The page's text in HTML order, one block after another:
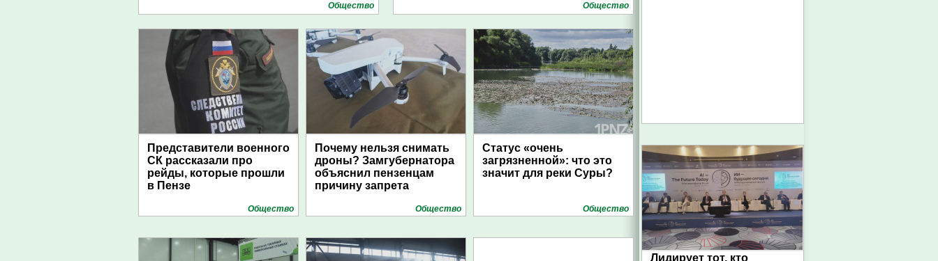
Общество Общество
Представители военного
СК рассказали про
рейды, которые прошли
в Пензе
Общество
Почему нельзя снимать
дроны? Замгубернатора
объяснил пензенцам
причину запрета
Общество
Статус «очень
загрязненной»: что это
значит для реки Суры?
Общество
Лидирует тот, кто